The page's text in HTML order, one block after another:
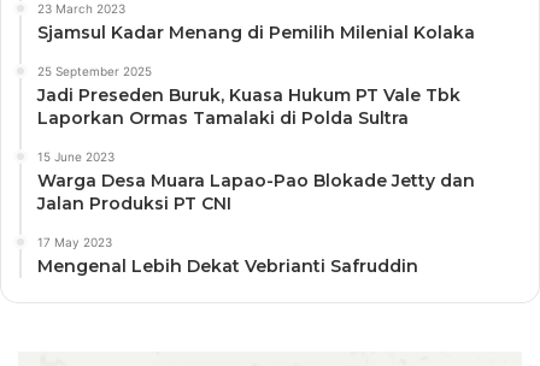
23 March 2023
Sjamsul Kadar Menang di Pemilih Milenial Kolaka
25 September 2025
Jadi Preseden Buruk, Kuasa Hukum PT Vale Tbk
Laporkan Ormas Tamalaki di Polda Sultra
15 June 2023
Warga Desa Muara Lapao-Pao Blokade Jetty dan
Jalan Produksi PT CNI
17 May 2023
Mengenal Lebih Dekat Vebrianti Safruddin